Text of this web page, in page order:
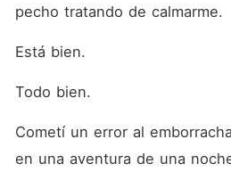
pecho tratando de calmarme.
Está bien.
Todo bien.
Cometí un error al
en una aventura de una